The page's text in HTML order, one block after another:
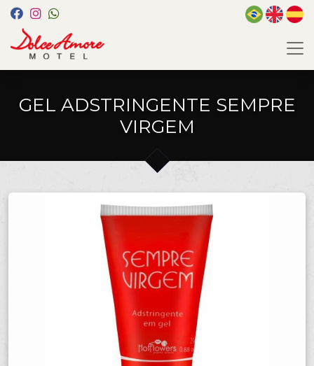
GEL ADSTRINGENTE SEMPRE
VIRGEM